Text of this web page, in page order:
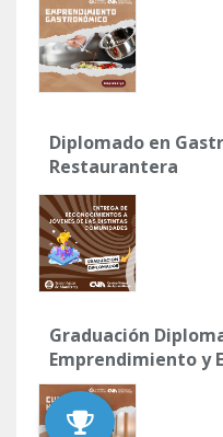
Diplomado en
Restaurantera
Graduación
Emprendimiento y